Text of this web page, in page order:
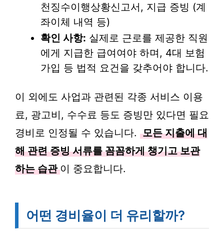
천징수이행상황신고서, 지급 증빙 (계
좌이체 내역 등)
확인 사항: 실제로 근로를 제공한 직원
에게 지급한 급여여야 하며, 4대 보험
가입 등 법적 요건을 갖추어야 합니다.
이 외에도 사업과 관련된 각종 서비스 이용
료, 광고비, 수수료 등도 증빙만 있다면 필요
경비로 인정될 수 있습니다. 모든 지출에 대
해 관련 증빙 서류를 꼼꼼하게 챙기고 보관
하는 습관 이 중요합니다.
어떤 경비율이 더 유리할까?